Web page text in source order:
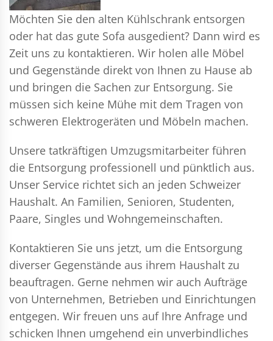
Möchten Sie den alten Kühlschrank entsorgen
oder hat das gute Sofa ausgedient? Dann wird es
Zeit uns zu kontaktieren. Wir holen alle Möbel
und Gegenstände direkt von Ihnen zu Hause ab
und bringen die Sachen zur Entsorgung. Sie
müssen sich keine Mühe mit dem Tragen von
schweren Elektrogeräten und Möbeln machen.
Unsere tatkräftigen Umzugsmitarbeiter führen
die Entsorgung professionell und pünktlich aus.
Unser Service richtet sich an jeden Schweizer
Haushalt. An Familien, Senioren, Studenten,
Paare, Singles und Wohngemeinschaften.
Kontaktieren Sie uns jetzt, um die Entsorgung
diverser Gegenstände aus ihrem Haushalt zu
beauftragen. Gerne nehmen wir auch Aufträge
von Unternehmen, Betrieben und Einrichtungen
entgegen. Wir freuen uns auf Ihre Anfrage und
schicken Ihnen umgehend ein unverbindliches